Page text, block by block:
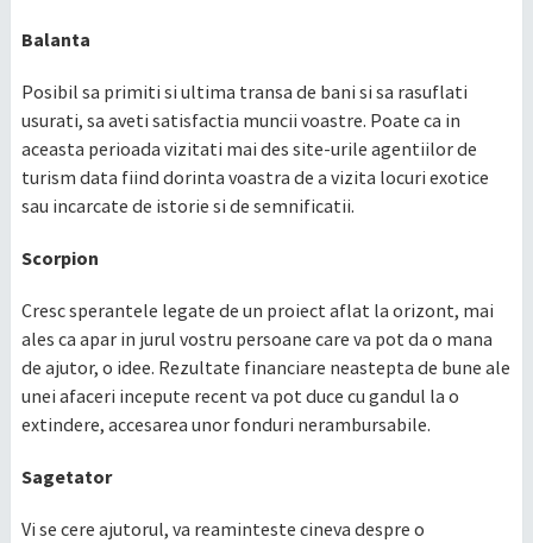
Balanta
Posibil sa primiti si ultima transa de bani si sa rasuflati
usurati, sa aveti satisfactia muncii voastre. Poate ca in
aceasta perioada vizitati mai des site-urile agentiilor de
turism data fiind dorinta voastra de a vizita locuri exotice
sau incarcate de istorie si de semnificatii.
Scorpion
Cresc sperantele legate de un proiect aflat la orizont, mai
ales ca apar in jurul vostru persoane care va pot da o mana
de ajutor, o idee. Rezultate financiare neastepta de bune ale
unei afaceri incepute recent va pot duce cu gandul la o
extindere, accesarea unor fonduri nerambursabile.
Sagetator
Vi se cere ajutorul, va reaminteste cineva despre o